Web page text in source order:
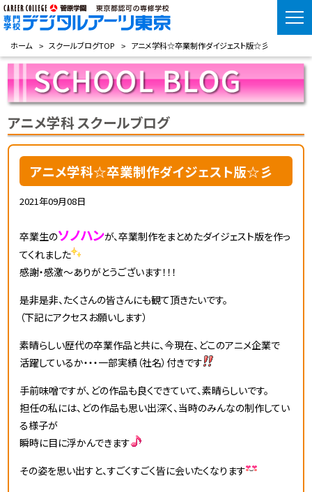
ホーム スクールブログTOP アニメ学科☆卒業制作ダイジェスト版☆彡
アニメ学科 スクールブログ
アニメ学科☆卒業制作ダイジェスト版☆彡
2021年09月08日
卒業生のソノハンが、卒業制作をまとめたダイジェスト版を作っ
てくれました
感謝・感激～ありがとうございます！！！
是非是非、たくさんの皆さんにも観て頂きたいです。
（下記にアクセスお願いします）
素晴らしい歴代の卒業作品と共に、今現在、どこのアニメ企業で
活躍しているか・・・一部実績（社名）付きです
手前味噌ですが、どの作品も良くできていて、素晴らしいです。
担任の私には、どの作品も思い出深く、当時のみんなの制作してい
る様子が
瞬時に目に浮かんできます
その姿を思い出すと、すごくすごく皆に会いたくなります